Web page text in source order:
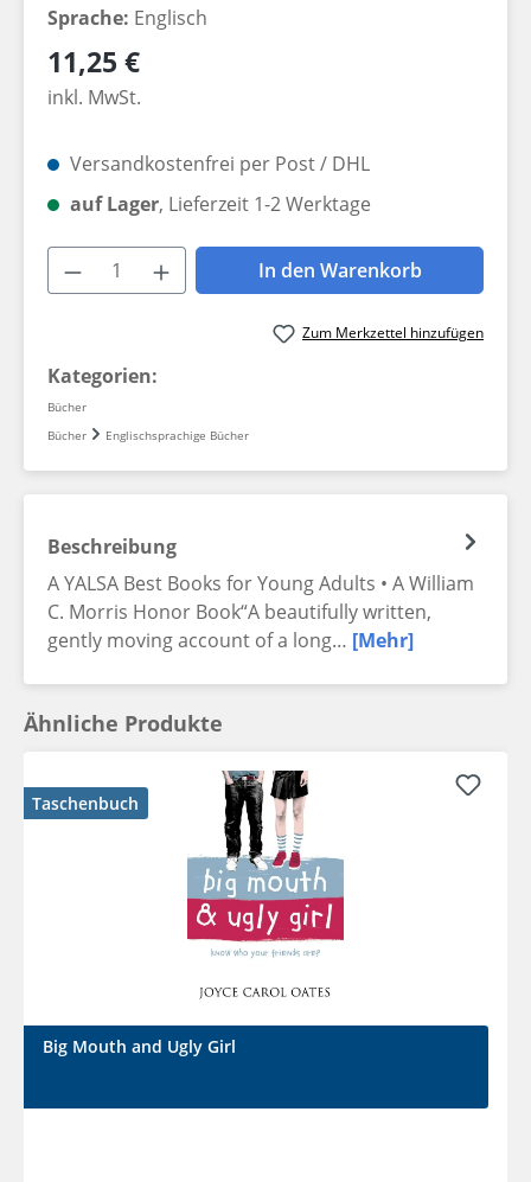
Sprache: Englisch
Regulärer Preis:
11,25 €
inkl. MwSt.
Versandkostenfrei per Post / DHL
auf Lager, Lieferzeit 1-2 Werktage
Produkt Anzahl: Gib den
In den Warenkorb
Zum Merkzettel hinzufügen
Kategorien:
Bücher
Bücher
Englischsprachige Bücher
Beschreibung
A YALSA Best Books for Young Adults • A William
C. Morris Honor Book“A beautifully written,
gently moving account of a long… [Mehr]
Ähnliche Produkte
Taschenbuch
Big Mouth and Ugly Girl